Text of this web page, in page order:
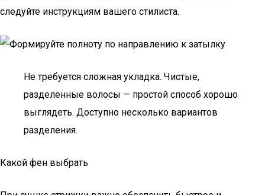
следуйте инструкциям вашего стилиста.
Не требуется сложная укладка. Чистые,
разделенные волосы — простой способ хорошо
выглядеть. Доступно несколько вариантов
разделения.
Какой фен выбрать